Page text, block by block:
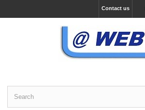
Contact us